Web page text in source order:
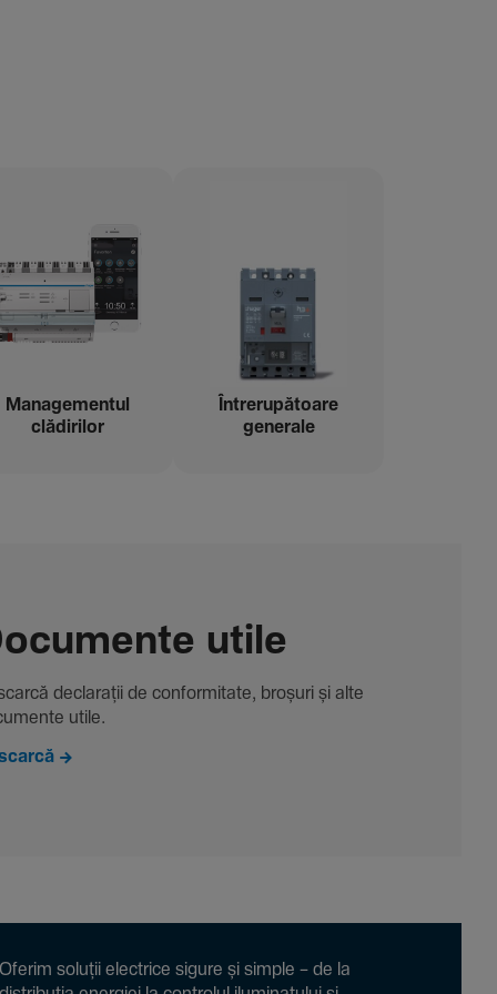
Managementul
clădi­rilor
Între­ru­pă­toare
gene­rale
utile
decla­rații de conformitate, broșuri și alte
utile.
soluții electrice sigure și simple – de la